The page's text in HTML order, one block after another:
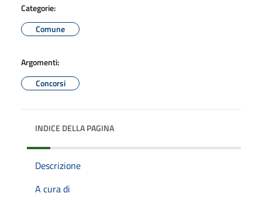
Categorie:
Comune
Argomenti:
Concorsi
INDICE DELLA PAGINA
Descrizione
A cura di